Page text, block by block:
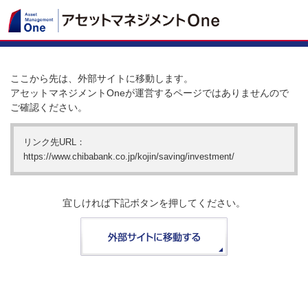
ここから先は、外部サイトに移動します。
アセットマネジメントOneが運営するページではありませんので
ご確認ください。
リンク先URL：
https://www.chibabank.co.jp/kojin/saving/investment/
宜しければ下記ボタンを押してください。